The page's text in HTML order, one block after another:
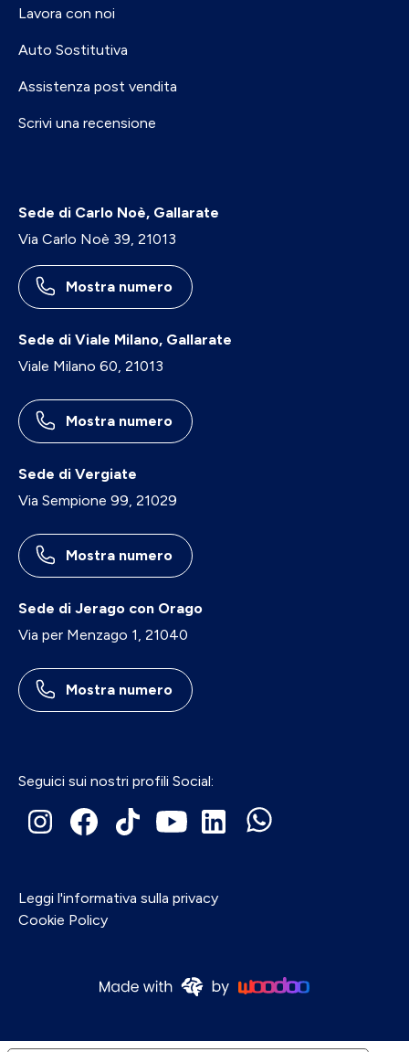
Lavora con noi
Auto Sostitutiva
Assistenza post vendita
Scrivi una recensione
Sede di Carlo Noè, Gallarate
Via Carlo Noè 39, 21013
Mostra numero
Sede di Viale Milano, Gallarate
Viale Milano 60, 21013
Mostra numero
Sede di Vergiate
Via Sempione 99, 21029
Mostra numero
Sede di Jerago con Orago
Via per Menzago 1, 21040
Mostra numero
Seguici sui nostri profili Social:
Leggi l'informativa sulla privacy
Cookie Policy